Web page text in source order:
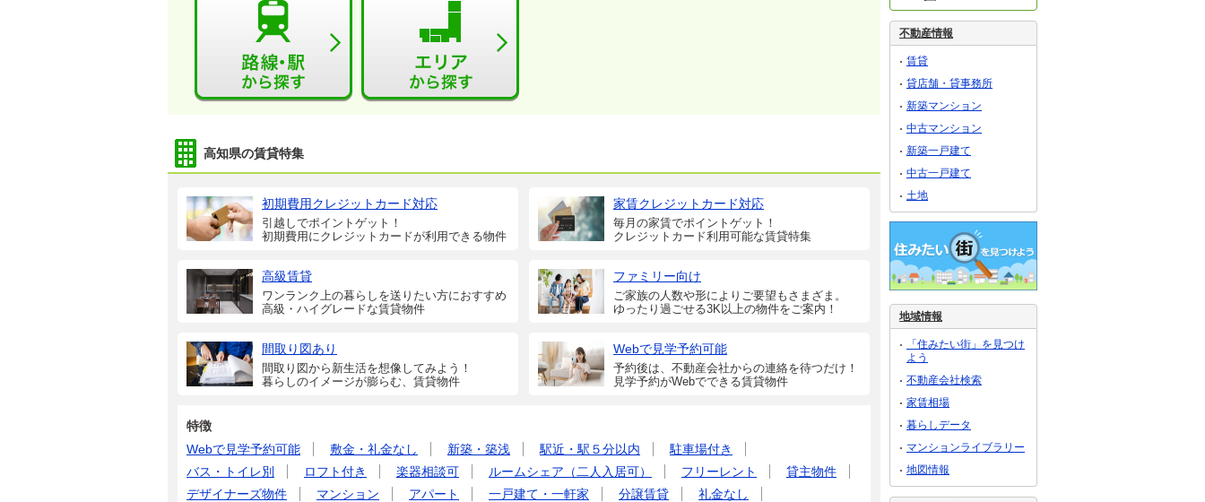
高知県の賃貸特集
初期費用クレジットカード対応
引越しでポイントゲット！
初期費用にクレジットカードが利用できる物件
家賃クレジットカード対応
毎月の家賃でポイントゲット！
クレジットカード利用可能な賃貸特集
高級賃貸
ワンランク上の暮らしを送りたい方におすすめ
高級・ハイグレードな賃貸物件
ファミリー向け
ご家族の人数や形によりご要望もさまざま。
ゆったり過ごせる3K以上の物件をご案内！
間取り図あり
間取り図から新生活を想像してみよう！
暮らしのイメージが膨らむ、賃貸物件
Webで見学予約可能
予約後は、不動産会社からの連絡を待つだけ！
見学予約がWebでできる賃貸物件
特徴
Webで見学予約可能
敷金・礼金なし 新築・築浅 駅近・駅５分以内
駐車場付き
バス・トイレ別
ロフト付き 楽器相談可 ルームシェア（二人入居可） フリーレント
貸主物件
デザイナーズ物件
マンション アパート 一戸建て・一軒家 分譲賃貸
礼金なし
不動産情報
賃貸
貸店舗・貸事務所
新築マンション
中古マンション
新築一戸建て
中古一戸建て
土地
地域情報
「住みたい街」を見つけ
よう
不動産会社検索
家賃相場
暮らしデータ
マンションライブラリー
地図情報